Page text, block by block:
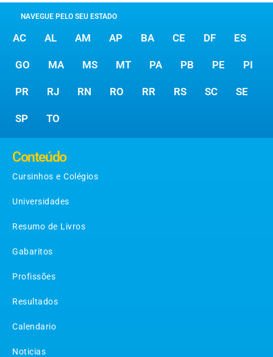
NAVEGUE PELO SEU ESTADO
AC AL AM AP BA CE DF ES
GO MA MS MT PA PB PE PI
PR RJ RN RO RR RS SC SE
SP TO
Conteúdo
Cursinhos e Colégios
Universidades
Resumo de Livros
Gabaritos
Profissões
Resultados
Calendario
Noticias